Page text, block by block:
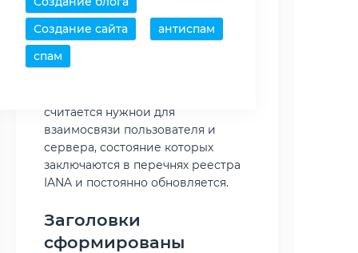
Создание сайта
антиспам
спам
Заголовки согласно типу, HTTP
формируют взаимообмен
данными, по протоколу списков
считается нужной для
взаимосвязи пользователя и
сервера, состояние которых
заключаются в перечнях реестра
IANA и постоянно обновляется.
Заголовки
сформированы